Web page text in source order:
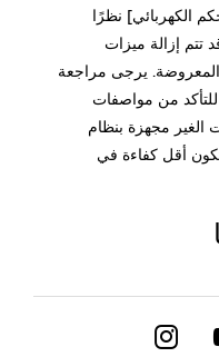
الكهربائي] نظرًا
تتم إزالة ميزات
يرجى مراجعة
من مواصفات
الغير مجهزة بنظام
أقل كفاءة في